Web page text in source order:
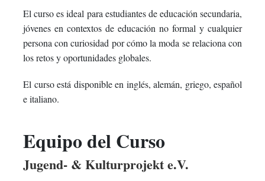
El curso es ideal para estudiantes de educación secundaria,
jóvenes en contextos de educación no formal y cualquier
persona con curiosidad por cómo la moda se relaciona con
los retos y oportunidades globales.
El curso está disponible en inglés, alemán, griego, español
e italiano.
Equipo del Curso
Jugend- & Kulturprojekt e.V.